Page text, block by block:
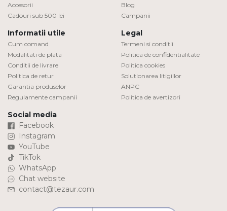
Accesorii
Cadouri sub 500 lei
Blog
Campanii
Informatii utile
Cum comand
Modalitati de plata
Conditii de livrare
Politica de retur
Garantia produselor
Regulamente campanii
Legal
Termeni si conditii
Politica de confidentialitate
Politica cookies
Solutionarea litigiilor
ANPC
Politica de avertizori
Social media
Facebook
Instagram
YouTube
TikTok
WhatsApp
Chat website
contact@tezaur.com